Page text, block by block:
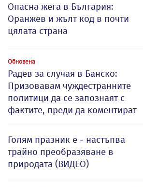
Опасна жега в България:
Оранжев и жълт код в почти
цялата страна
Обновена
Радев за случая в Банско:
Призовавам чуждестранните
политици да се запознаят с
фактите, преди да коментират
Голям празник е - настъпва
трайно преобразяване в
природата (ВИДЕО)